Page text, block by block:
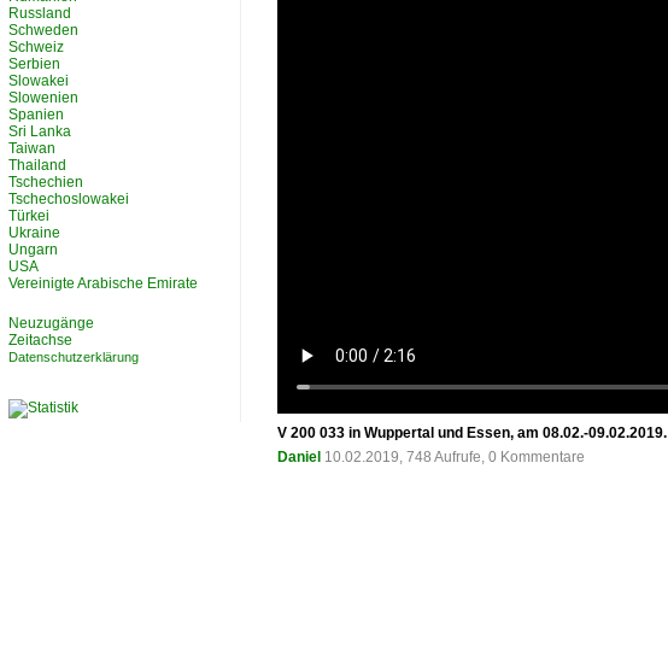
V 200 033 in Wuppertal und Essen, am 08.02.-09.02.2019.
Daniel 10.02.2019, 748 Aufrufe, 0 Kommentare
Russland
Schweden
Schweiz
Serbien
Slowakei
Slowenien
Spanien
Sri Lanka
Taiwan
Thailand
Tschechien
Tschechoslowakei
Türkei
Ukraine
Ungarn
USA
Vereinigte Arabische Emirate
Neuzugänge
Zeitachse
Datenschutzerklärung